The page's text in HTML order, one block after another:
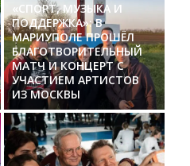
«СПОРТ, МУЗЫКА И
ПОДДЕРЖКА»: В
МАРИУПОЛЕ ПРОШЁЛ
БЛАГОТВОРИТЕЛЬНЫЙ
МАТЧ И КОНЦЕРТ С
УЧАСТИЕМ АРТИСТОВ
ИЗ МОСКВЫ